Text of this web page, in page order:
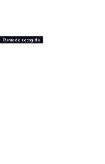
Punto de recogida